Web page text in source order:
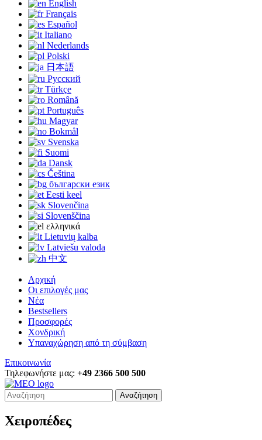
English
Français
Español
Italiano
Nederlands
Polski
日本語
Русский
Türkçe
Română
Português
Magyar
Bokmål
Svenska
Suomi
Dansk
Čeština
български език
Eesti keel
Slovenčina
Slovenščina
ελληνικά
Lietuvių kalba
Latviešu valoda
中文
Αρχική
Οι επιλογές μας
Νέα
Bestsellers
Προσφορές
Χονδρική
Υπαναχώρηση από τη σύμβαση
Επικοινωνία
Τηλεφωνήστε μας: +49 2366 500 500
Αναζήτηση
Χειροπέδες